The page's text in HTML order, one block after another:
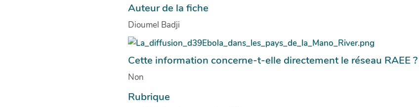
Auteur de la fiche
Dioumel Badji
Cette information concerne-t-elle directement le réseau RAEE ?
Non
Rubrique